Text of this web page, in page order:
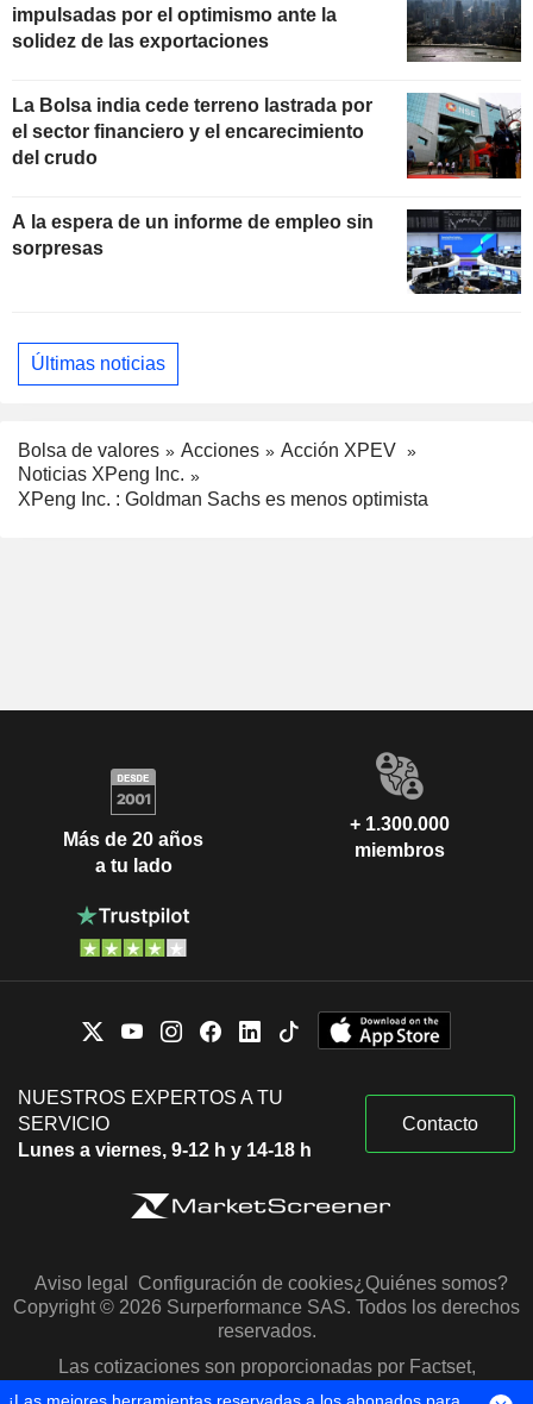
impulsadas por el optimismo ante la
solidez de las exportaciones
La Bolsa india cede terreno lastrada por
el sector financiero y el encarecimiento
del crudo
A la espera de un informe de empleo sin
sorpresas
Últimas noticias
Bolsa de valores Acciones
Acción XPEV
Noticias XPeng Inc.
XPeng Inc. : Goldman Sachs es menos optimista
Más de 20 años
a tu lado
+ 1.300.000
miembros
NUESTROS EXPERTOS A TU
SERVICIO
Lunes a viernes, 9-12 h y 14-18 h
Contacto
Aviso legal Configuración de cookies¿Quiénes somos?
Copyright © 2026 Surperformance SAS. Todos los derechos
reservados.
Las cotizaciones son proporcionadas por Factset,
Morningstar y S&P Capital IQ